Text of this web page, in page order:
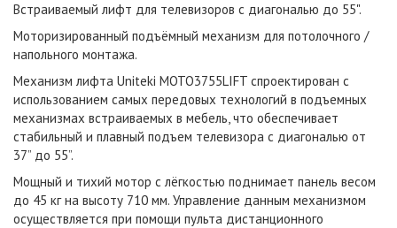
Встраиваемый лифт для телевизоров с диагональю до 55".
Моторизированный подъёмный механизм для потолочного /
напольного монтажа.
Механизм лифта Uniteki MOTO3755LIFT спроектирован с
использованием самых передовых технологий в подъемных
механизмах встраиваемых в мебель, что обеспечивает
стабильный и плавный подъем телевизора с диагональю от
37” до 55”.
Мощный и тихий мотор с лёгкостью поднимает панель весом
до 45 кг на высоту 710 мм. Управление данным механизмом
осуществляется при помощи пульта дистанционного